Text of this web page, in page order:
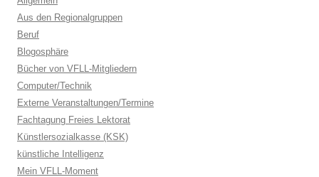
Aus den Regionalgruppen
Beruf
Blogosphäre
Bücher von VFLL-Mitgliedern
Computer/Technik
Externe Veranstaltungen/Termine
Fachtagung Freies Lektorat
Künstlersozialkasse (KSK)
künstliche Intelligenz
Mein VFLL-Moment